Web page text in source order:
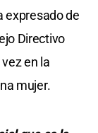
expresado de
Directivo
en la
mujer.